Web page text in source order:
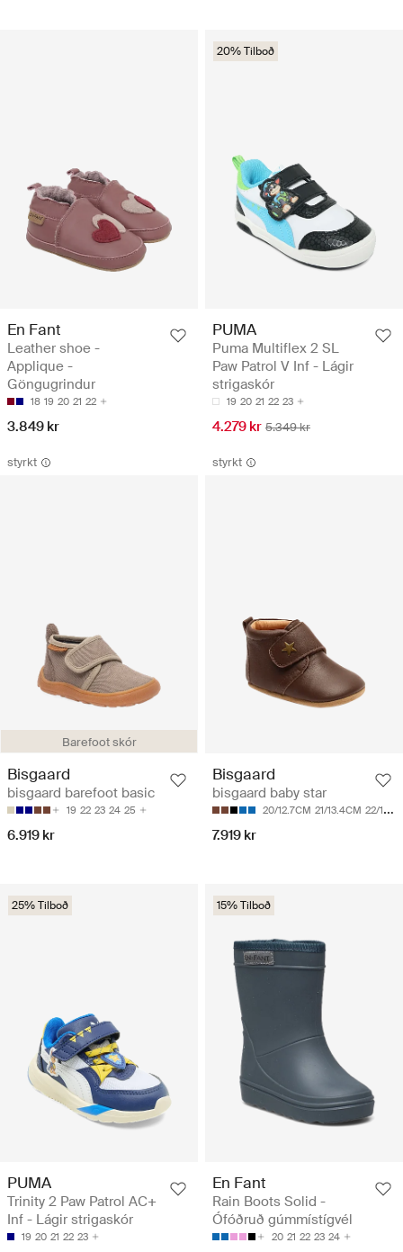
En Fant
Leather shoe -
Applique -
Göngugrindur
18 19 20 21 22
3.849 kr
20% Tilboð
PUMA
Puma Multiflex 2 SL
Paw Patrol V Inf - Lágir
strigaskór
19 20 21 22 23
4.279 kr 5.349 kr
styrkt
Barefoot skór
Bisgaard
bisgaard barefoot basic
19 22 23 24 25
6.919 kr
styrkt
Bisgaard
bisgaard baby star
20/12.7CM 21/13.4CM 22/14CM
7.919 kr
25% Tilboð
PUMA
Trinity 2 Paw Patrol AC+
Inf - Lágir strigaskór
19 20 21 22 23
15% Tilboð
En Fant
Rain Boots Solid -
Ófóðruð gúmmístígvél
20 21 22 23 24